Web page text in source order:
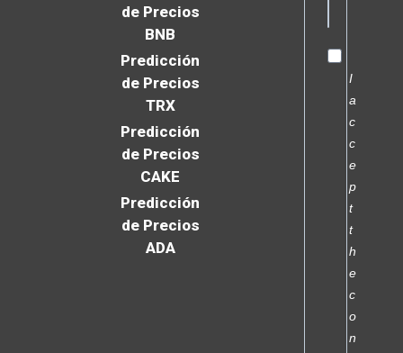
de Precios
BNB
Predicción
de Precios
TRX
Predicción
de Precios
CAKE
Predicción
de Precios
ADA
I
a
c
c
e
p
t
t
h
e
c
o
n